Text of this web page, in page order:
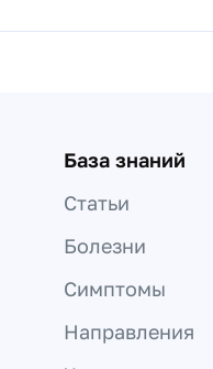
База знаний
Статьи
Болезни
Симптомы
Направления